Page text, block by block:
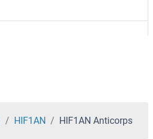
HIF1AN HIF1AN Anticorps